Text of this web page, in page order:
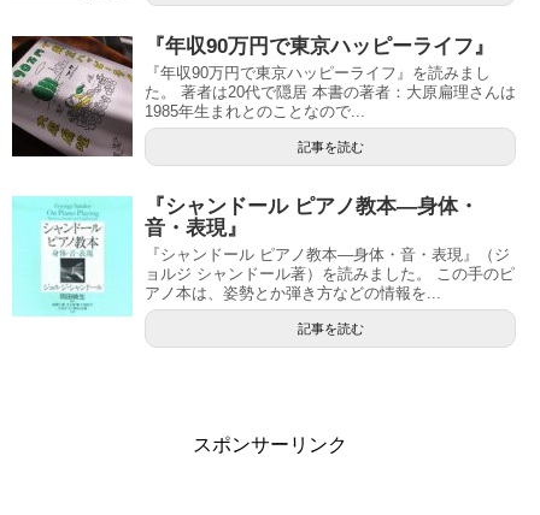
『年収90万円で東京ハッピーライフ』
『年収90万円で東京ハッピーライフ』を読みまし
た。 著者は20代で隠居 本書の著者：大原扁理さんは
1985年生まれとのことなので...
記事を読む
『シャンドール ピアノ教本―身体・
音・表現』
『シャンドール ピアノ教本―身体・音・表現』（ジ
ョルジ シャンドール著）を読みました。 この手のピ
アノ本は、姿勢とか弾き方などの情報を...
記事を読む
スポンサーリンク